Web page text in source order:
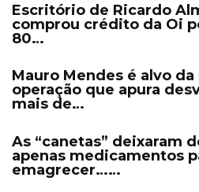
Escritório de Ricardo
comprou crédito da Oi
80…
Mauro Mendes é alvo da
operação que apura
mais de…
As “canetas” deixaram
apenas medicamentos
emagrecer……